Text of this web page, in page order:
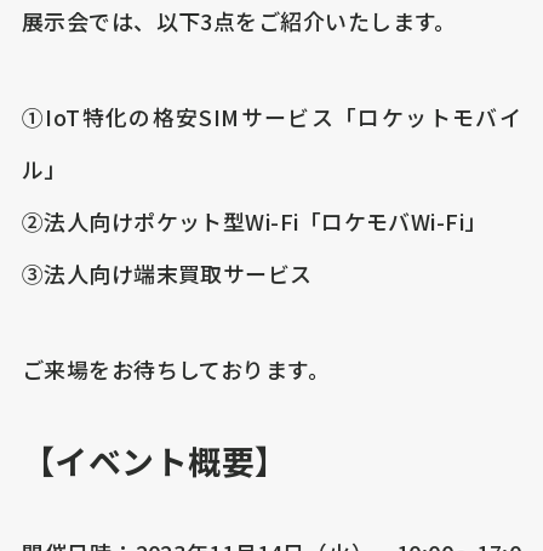
展示会では、以下3点をご紹介いたします。
①IoT特化の格安SIMサービス「ロケットモバイ
ル」
②法人向けポケット型Wi-Fi「ロケモバWi-Fi」
③法人向け端末買取サービス
ご来場をお待ちしております。
【イベント概要】